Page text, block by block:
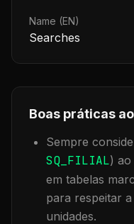
Name (EN)
Searches
Boas práticas
Sempre
SQ_FILIAL)
em tabelas
para respeitar
unidades.